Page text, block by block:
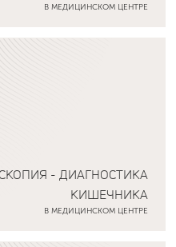
В МЕДИЦИНСКОМ ЦЕНТРЕ
- ДИАГНОСТИКА
КИШЕЧНИКА
В МЕДИЦИНСКОМ ЦЕНТРЕ